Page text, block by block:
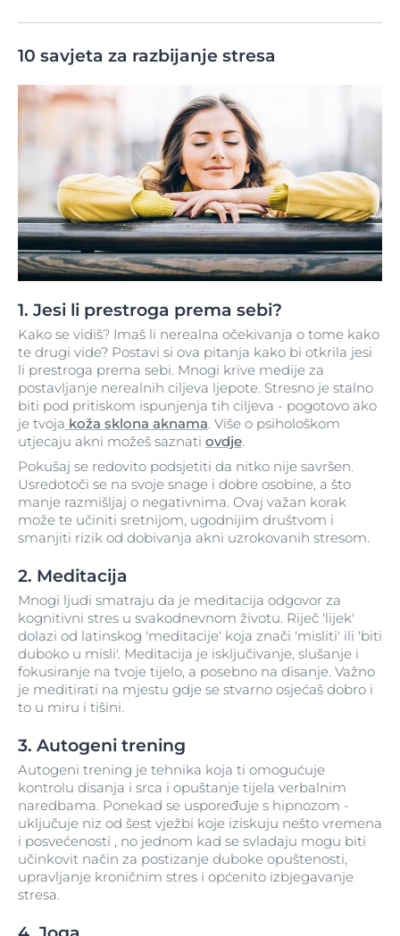
10 savjeta za razbijanje stresa
1. Jesi li prestroga prema sebi?
Kako se vidiš? Imaš li nerealna očekivanja o tome kako
te drugi vide? Postavi si ova pitanja kako bi otkrila jesi
li prestroga prema sebi. Mnogi krive medije za
postavljanje nerealnih ciljeva ljepote. Stresno je stalno
biti pod pritiskom ispunjenja tih ciljeva - pogotovo ako
je tvoja koža sklona aknama . Više o psihološkom
utjecaju akni možeš saznati ovdje
Pokušaj se redovito podsjetiti da nitko nije savršen.
Usredotoči se na svoje snage i dobre osobine, a što
manje razmišljaj o negativnima. Ovaj važan korak
može te učiniti sretnijom, ugodnijim društvom i
smanjiti rizik od dobivanja akni uzrokovanih stresom.
2. Meditacija
Mnogi ljudi smatraju da je meditacija odgovor za
kognitivni stres u svakodnevnom životu. Riječ 'lijek'
dolazi od latinskog 'meditacije' koja znači 'misliti' ili 'biti
duboko u misli'. Meditacija je isključivanje, slušanje i
fokusiranje na tvoje tijelo, a posebno na disanje. Važno
je meditirati na mjestu gdje se stvarno osjećaš dobro i
to u miru i tišini.
3. Autogeni trening
Autogeni trening je tehnika koja ti omogućuje
kontrolu disanja i srca i opuštanje tijela verbalnim
naredbama. Ponekad se uspoređuje s hipnozom -
uključuje niz od šest vježbi koje iziskuju nešto vremena
i posvećenosti , no jednom kad se svladaju mogu biti
učinkovit način za postizanje duboke opuštenosti,
upravljanje kroničnim stres i općenito izbjegavanje
stresa.